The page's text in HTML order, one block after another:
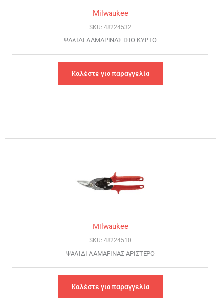
Milwaukee
SKU: 48224532
ΨΑΛΙΔΙ ΛΑΜΑΡΙΝΑΣ ΙΣΙΟ ΚΥΡΤΟ
Καλέστε για παραγγελία
Milwaukee
SKU: 48224510
ΨΑΛΙΔΙ ΛΑΜΑΡΙΝΑΣ ΑΡΙΣΤΕΡΟ
Καλέστε για παραγγελία